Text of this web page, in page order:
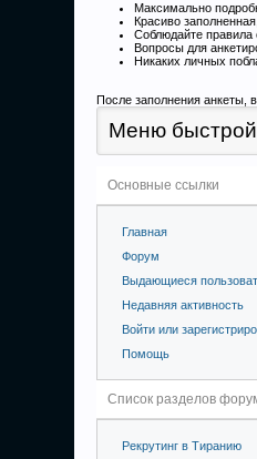
Максимально
Красиво
Соблюдайте правила
Вопросы для
Никаких личных
После заполнения анкеты,
Меню быстрой
Основные ссылки
Главная
Форум
Выдающиеся
Недавняя активность
Войти или
Помощь
Список разделов
Рекрутинг в Тиранию